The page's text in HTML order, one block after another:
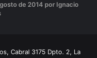
de 2014 por Ignacio
Cabral 3175 Dpto. 2, La